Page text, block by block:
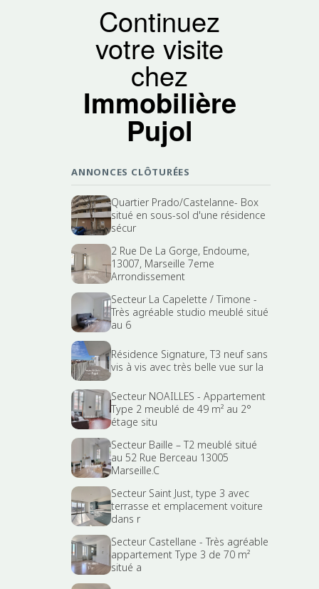
Continuez
votre visite
chez
Immobilière
Pujol
ANNONCES CLÔTURÉES
Quartier Prado/Castelanne- Box
situé en sous-sol d'une résidence
sécur
2 Rue De La Gorge, Endoume,
13007, Marseille 7eme
Arrondissement
Secteur La Capelette / Timone -
Très agréable studio meublé situé
au 6
Résidence Signature, T3 neuf sans
vis à vis avec très belle vue sur la
Secteur NOAILLES - Appartement
Type 2 meublé de 49 m² au 2°
étage situ
Secteur Baille – T2 meublé situé
au 52 Rue Berceau 13005
Marseille.C
Secteur Saint Just, type 3 avec
terrasse et emplacement voiture
dans r
Secteur Castellane - Très agréable
appartement Type 3 de 70 m²
situé a